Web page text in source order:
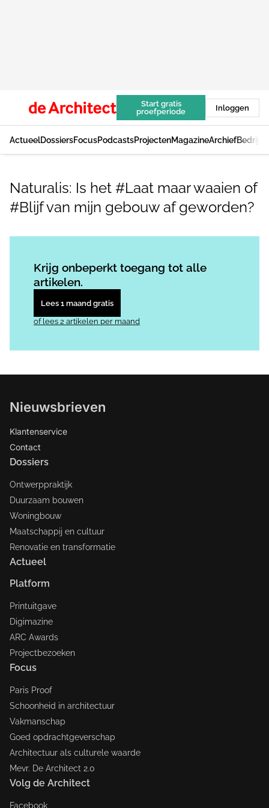
Start gratis
proefperiode
Inloggen
ActueelDossiersFocusPodcastsProjectenMagazineArchief
Naturalis: Is het #Laat maar waaien of
#Blijf van mijn gebouw af geworden?
Krijg onbeperkt toegang tot alle
artikelen.
Lees 1 maand gratis
of lees 2 artikelen per maand
Nieuwsbrieven
Klantenservice
Contact
Dossiers
Ontwerppraktijk
Duurzaam bouwen
Woningbouw
Maatschappij en cultuur
Renovatie en transformatie
Actueel
Platform
Printuitgave
Digimazine
ARC Awards
Projectbezoeken
Focus
Paris Proof
Schoonheid in architectuur
Vakmanschap
Goed opdrachtgeverschap
Architectuur als culturele waarde
Mevr. De Architect 2.0
Volg de Architect
Facebook